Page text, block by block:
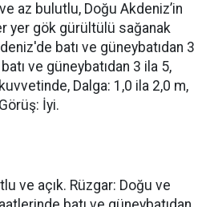
az bulutlu, Doğu Akdeniz’in
yer gök gürültülü sağanak
batı ve güneybatıdan 3
ve güneybatıdan 3 ila 5,
Dalga: 1,0 ila 2,0 m,
İyi.
ve açık. Rüzgar: Doğu ve